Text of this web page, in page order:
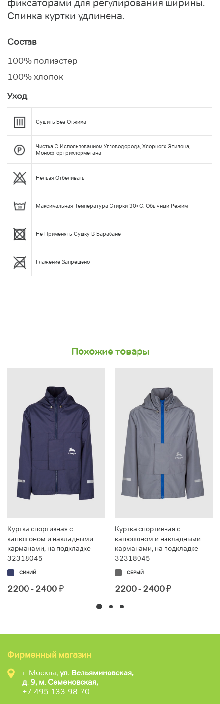
фиксаторами для регулирования ширины.
Спинка куртки удлинена.
Состав
100% полиэстер
100% хлопок
Уход
Сушить Без Отжима
Чистка С Использованием Углеводорода, Хлорного Этилена,
Монофтортрихлорметана
Нельзя Отбеливать
Максимальная Температура Стирки 30◦ С. Обычный Режим
Не Применять Сушку В Барабане
Глажение Запрещено
Похожие товары
Куртка спортивная с
капюшоном и накладными
карманами, на подкладке
32318045
СИНИЙ
2200 - 2400₽
Куртка спортивная с
капюшоном и накладными
карманами, на подкладке
32318045
СЕРЫЙ
2200 - 2400₽
Фирменный магазин
г. Москва, ул. Вельяминовская,
д. 9, м. Семеновская,
+7 495 133-98-70